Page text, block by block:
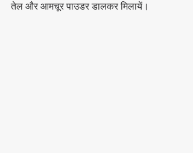
तेल और आमचूर पाउडर डालकर मिलायें।